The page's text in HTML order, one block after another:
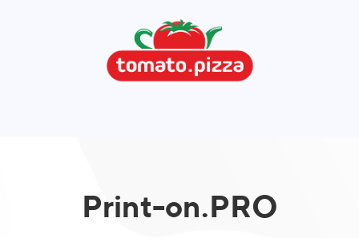
Print-on.PRO